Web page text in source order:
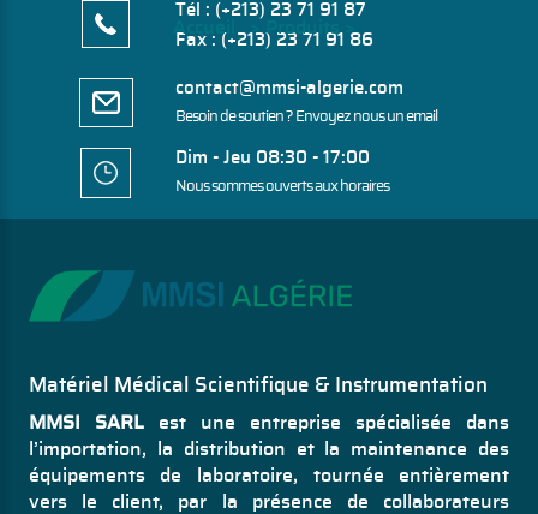
Accueil > Produits >
Tél : (+213) 23 71 91 87
Fax : (+213) 23 71 91 86
contact@mmsi-algerie.com
Besoin de soutien ? Envoyez nous un email
Dim - Jeu 08:30 - 17:00
Nous sommes ouverts aux horaires
Matériel Médical Scientifique & Instrumentation
MMSI SARLest une entreprise spécialisée dans
l’importation, la distribution et la maintenance des
équipements de laboratoire, tournée entièrement
vers le client, par la présence de collaborateurs